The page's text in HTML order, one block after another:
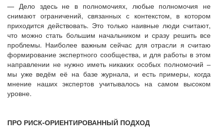
— Дело здесь не в полномочиях, любые полномочия не
снимают ограничений, связанных с контекстом, в котором
приходится действовать. Это только наивные люди считают,
что можно стать большим начальником и сразу решить все
проблемы. Наиболее важным сейчас для отрасли я считаю
формирование экспертного сообщества, и для работы в этом
направлении не нужно иметь никаких особых полномочий –
мы уже ведём её на базе журнала, и есть примеры, когда
мнение наших экспертов учитывалось на самом высоком
уровне.
ПРО РИСК-ОРИЕНТИРОВАННЫЙ ПОДХОД